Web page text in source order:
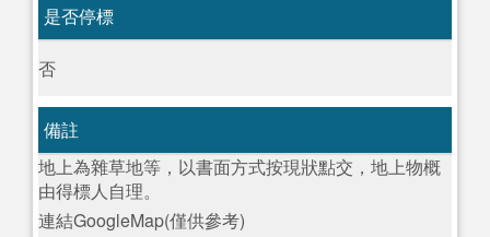
是否停標
否
備註
地上為雜草地等，以書面方式按現狀點交，地上物概
由得標人自理。
連結GoogleMap(僅供參考)